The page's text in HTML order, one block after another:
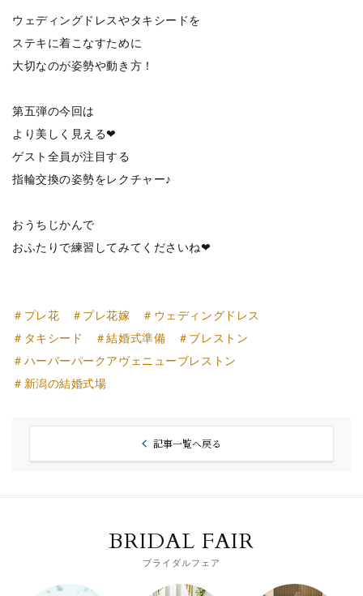
ウェディングドレスやタキシードを
ステキに着こなすために
大切なのが姿勢や動き方！
第五弾の今回は
より美しく見える❤
ゲスト全員が注目する
指輪交換の姿勢をレクチャー♪
おうちじかんで
おふたりで練習してみてくださいね❤
＃プレ花 ＃プレ花嫁
＃ウェディングドレス
＃タキシード
＃結婚式準備
＃ブレストン
＃ハーバーパークアヴェニューブレストン
＃新潟の結婚式場
記事一覧へ戻る
BRIDAL FAIR
ブライダルフェア